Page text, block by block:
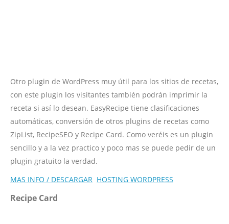
Otro plugin de WordPress muy útil para los sitios de recetas,
con este plugin los visitantes también podrán imprimir la
receta si así lo desean. EasyRecipe tiene clasificaciones
automáticas, conversión de otros plugins de recetas como
ZipList, RecipeSEO y Recipe Card. Como veréis es un plugin
sencillo y a la vez practico y poco mas se puede pedir de un
plugin gratuito la verdad.
MAS INFO / DESCARGAR HOSTING WORDPRESS
Recipe Card